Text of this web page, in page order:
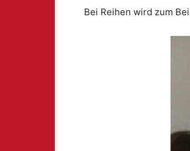
Bei Reihen wird zum